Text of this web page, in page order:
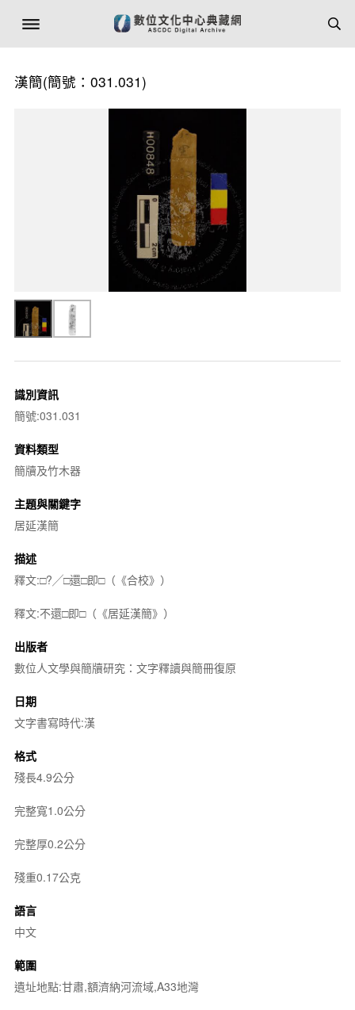
漢簡(簡號：031.031)
識別資訊
簡號:031.031
資料類型
簡牘及竹木器
主題與關鍵字
居延漢簡
描述
釋文:□?╱□還□即□（《合校》）
釋文:不還□即□（《居延漢簡》）
出版者
數位人文學與簡牘研究：文字釋讀與簡冊復原
日期
文字書寫時代:漢
格式
殘長4.9公分
完整寬1.0公分
完整厚0.2公分
殘重0.17公克
語言
中文
範圍
遺址地點:甘肅,額濟納河流域,A33地灣